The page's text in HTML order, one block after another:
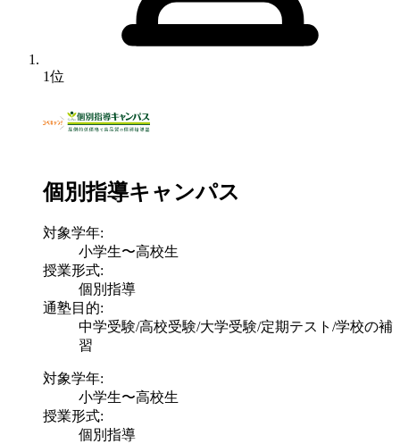
1位
個別指導キャンパス
対象学年:
小学生〜高校生
授業形式:
個別指導
通塾目的:
中学受験/高校受験/大学受験/定期テスト/学校の補
習
対象学年:
小学生〜高校生
授業形式:
個別指導